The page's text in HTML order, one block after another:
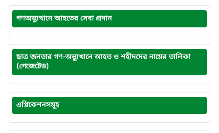
গণঅভ্যুত্থানে আহতের সেবা প্রদান
ছাত্র জনতার গণ-অভ্যুত্থানে আহত ও শহীদদের নামের তালিকা
(গেজেটেড)
এপ্লিকেশনসমূহ